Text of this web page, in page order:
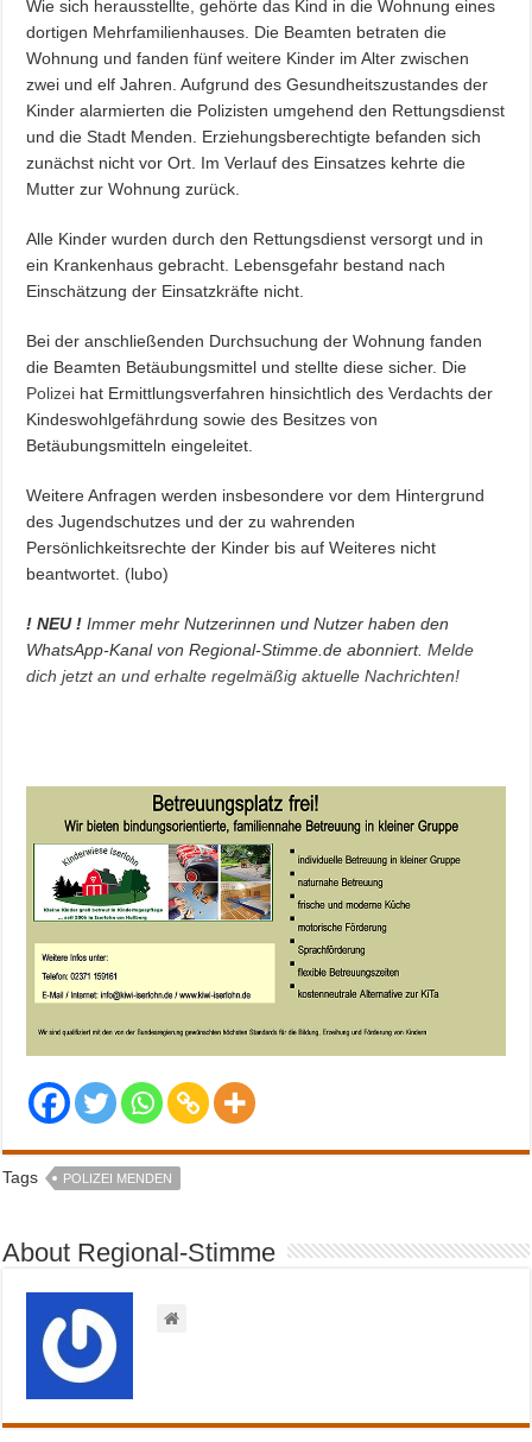
Wie sich herausstellte, gehörte das Kind in die Wohnung eines
dortigen Mehrfamilienhauses. Die Beamten betraten die
Wohnung und fanden fünf weitere Kinder im Alter zwischen
zwei und elf Jahren. Aufgrund des Gesundheitszustandes der
Kinder alarmierten die Polizisten umgehend den Rettungsdienst
und die Stadt Menden. Erziehungsberechtigte befanden sich
zunächst nicht vor Ort. Im Verlauf des Einsatzes kehrte die
Mutter zur Wohnung zurück.
Alle Kinder wurden durch den Rettungsdienst versorgt und in
ein Krankenhaus gebracht. Lebensgefahr bestand nach
Einschätzung der Einsatzkräfte nicht.
Bei der anschließenden Durchsuchung der Wohnung fanden
die Beamten Betäubungsmittel und stellte diese sicher. Die
Polizei hat Ermittlungsverfahren hinsichtlich des Verdachts der
Kindeswohlgefährdung sowie des Besitzes von
Betäubungsmitteln eingeleitet.
Weitere Anfragen werden insbesondere vor dem Hintergrund
des Jugendschutzes und der zu wahrenden
Persönlichkeitsrechte der Kinder bis auf Weiteres nicht
beantwortet. (lubo)
! NEU ! Immer mehr Nutzerinnen und Nutzer haben den
WhatsApp-Kanal von Regional-Stimme.de abonniert.Melde
dich jetzt an und erhalte regelmäßig aktuelle Nachrichten!
Tags POLIZEI MENDEN
About Regional-Stimme